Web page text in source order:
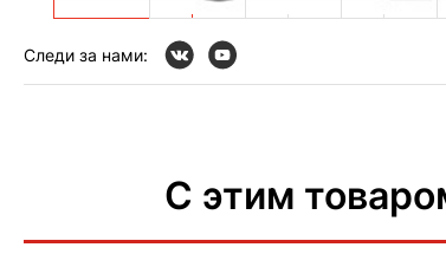
Следи за нами:
С этим